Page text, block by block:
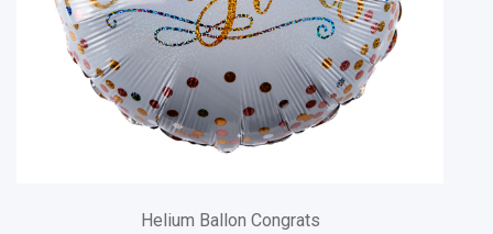
Helium Ballon Congrats